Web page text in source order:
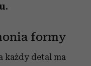
formy
każdy detal ma